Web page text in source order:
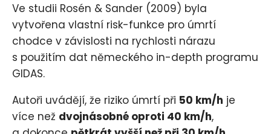
Ve studii Rosén & Sander (2009) byla
vytvořena vlastní risk-funkce pro úmrtí
chodce v závislosti na rychlosti nárazu
s použitím dat německého in-depth programu
GIDAS.
Autoři uvádějí, že riziko úmrtí při 50 km/h je
více než dvojnásobné oproti 40 km/h,